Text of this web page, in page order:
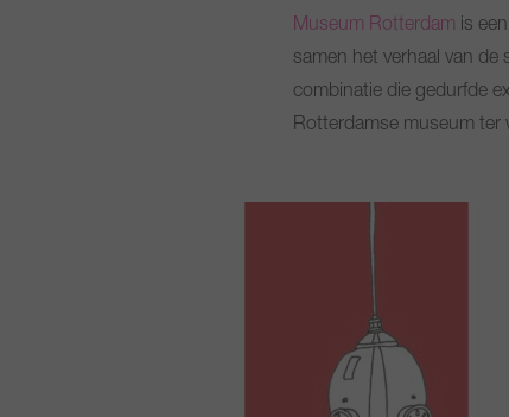
Museum Rotterdam is
samen het verhaal van
combinatie die gedurfde
Rotterdamse museum ter